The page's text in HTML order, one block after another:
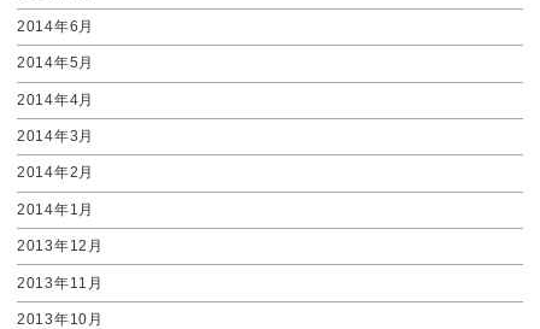
2014年6月
2014年5月
2014年4月
2014年3月
2014年2月
2014年1月
2013年12月
2013年11月
2013年10月